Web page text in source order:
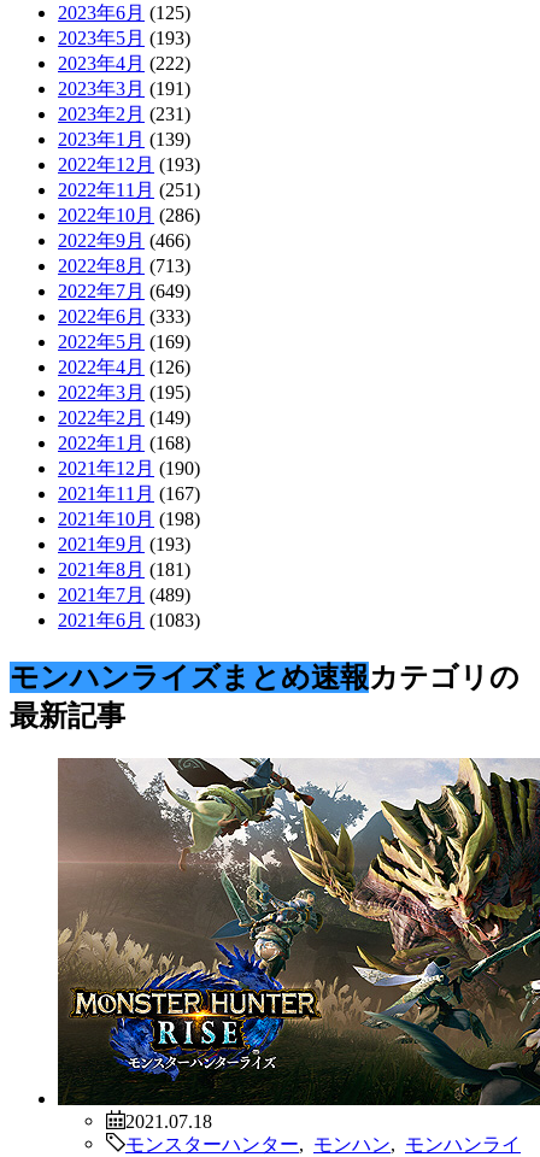
2023年6月 (125)
2023年5月 (193)
2023年4月 (222)
2023年3月 (191)
2023年2月 (231)
2023年1月 (139)
2022年12月 (193)
2022年11月 (251)
2022年10月 (286)
2022年9月 (466)
2022年8月 (713)
2022年7月 (649)
2022年6月 (333)
2022年5月 (169)
2022年4月 (126)
2022年3月 (195)
2022年2月 (149)
2022年1月 (168)
2021年12月 (190)
2021年11月 (167)
2021年10月 (198)
2021年9月 (193)
2021年8月 (181)
2021年7月 (489)
2021年6月 (1083)
モンハンライズまとめ速報カテゴリの
最新記事
2021.07.18
モンスターハンター
モンハン
モンハンライ